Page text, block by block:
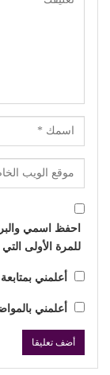
احفظ اسمي
للمرة الأولى
أعلمني
أعلمني